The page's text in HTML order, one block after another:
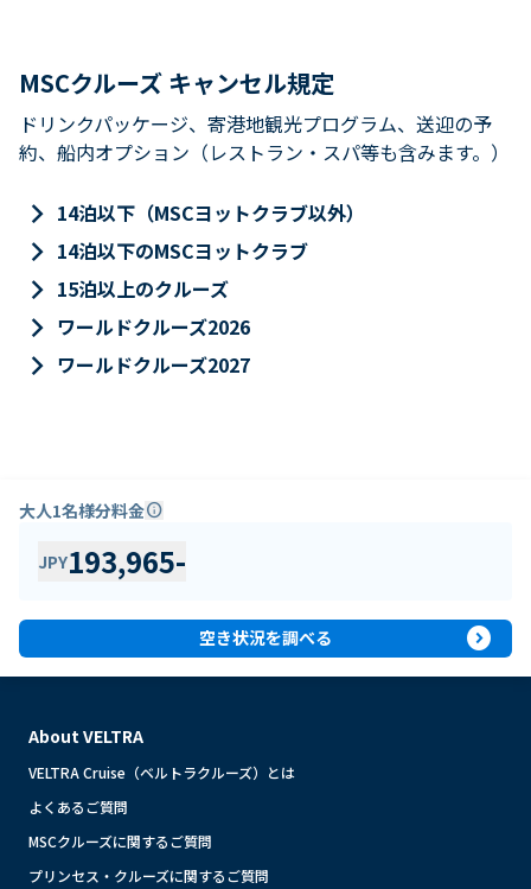
MSCクルーズ キャンセル規定
ドリンクパッケージ、寄港地観光プログラム、送迎の予
約、船内オプション（レストラン・スパ等も含みます。）
keyboard_arrow_right 14泊以下（MSCヨットクラブ以外）
keyboard_arrow_right 14泊以下のMSCヨットクラブ
keyboard_arrow_right 15泊以上のクルーズ
keyboard_arrow_right ワールドクルーズ2026
keyboard_arrow_right ワールドクルーズ2027
大人1名様分料金info
JPY193,965-
空き状況を調べる expand_circle_right
About VELTRA
VELTRA Cruise（ベルトラクルーズ）とは
よくあるご質問
MSCクルーズに関するご質問
プリンセス・クルーズに関するご質問